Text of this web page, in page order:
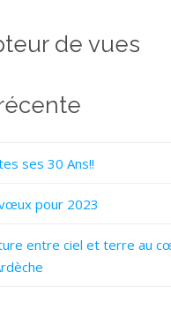
de vues
ses 30 Ans!!
pour 2023
entre ciel et terre au